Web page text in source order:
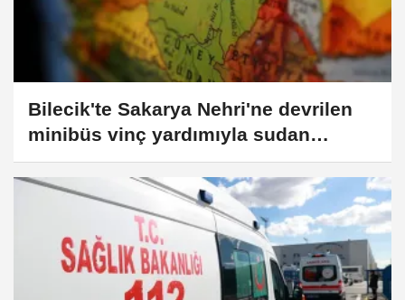
Bilecik'te Sakarya Nehri'ne devrilen
minibüs vinç yardımıyla sudan
çıkarıldı